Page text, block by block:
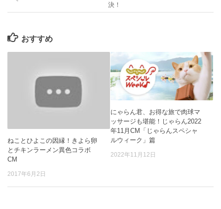
決！
おすすめ
ねことひよこの因縁！きよら卵
とチキンラーメン異色コラボ
CM
2017年6月2日
にゃらん君、お得な旅で肉球マ
ッサージも堪能！じゃらん2022
年11月CM「じゃらんスペシャ
ルウィーク」篇
2022年11月12日